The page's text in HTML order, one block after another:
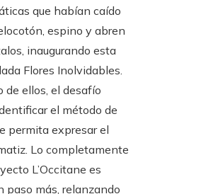
que habían caído
espino y abren
inaugurando esta
Flores Inolvidables.
de ellos, el desafío
el método de
permita expresar el
Lo completamente
L’Occitane es
paso más, relanzando